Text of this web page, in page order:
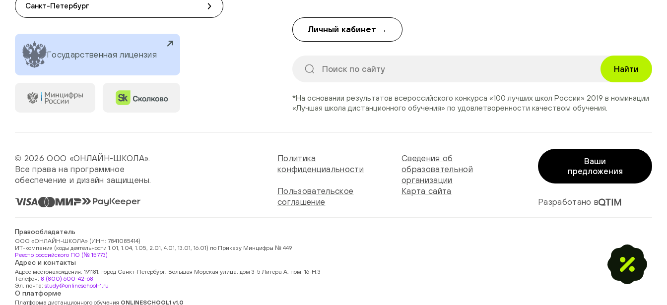
Санкт-Петербург
Государственная лицензия
Личный кабинет →
Найти
*На основании результатов всероссийского конкурса «100 лучших школ России» 2019 в номинации
«Лучшая школа дистанционного обучения» по удовлетворенности качеством обучения.
© 2026 ООО «ОНЛАЙН-ШКОЛА».
Все права на программное
обеспечение и дизайн защищены.
Политика
конфиденциальности
Сведения об
образовательной
организации
Пользовательское
соглашение
Карта сайта
Ваши
предложения
Разработано в
Правообладатель
ООО «ОНЛАЙН-ШКОЛА» (ИНН: 7841085414)
ИТ-компания (коды деятельности 1.01, 1.04, 1.05, 2.01, 4.01, 13.01, 16.01) по Приказу Минцифры № 449
Реестр российского ПО (№ 15773)
Адрес и контакты
Адрес местонахождения: 191181, город Санкт-Петербург, Большая Морская улица, дом 3-5 Литера А, пом. 16-Н:3
Телефон: 8 (800) 600-42-68
Эл. почта: study@onlineschool-1.ru
О платформе
Платформа дистанционного обучения ONLINESCHOOL1 v1.0